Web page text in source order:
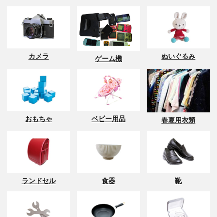
カメラ ゲーム機 ぬいぐるみ
おもちゃ ベビー用品 春夏用衣類
ランドセル 食器 靴